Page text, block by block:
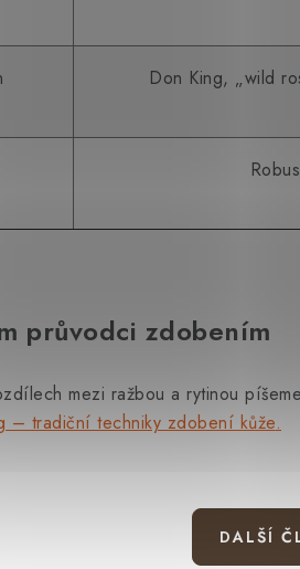
Don King, „wild
průvodci zdobením
mezi ražbou a rytinou
– tradiční techniky zdobení kůže.
DALŠÍ